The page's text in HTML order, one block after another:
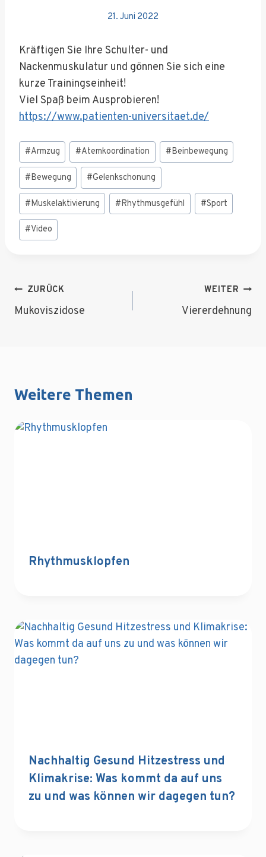
21. Juni 2022
Kräftigen Sie Ihre Schulter- und
Nackenmuskulatur und gönnen Sie sich eine
kurze Trainingseinheit!
Viel Spaß beim Ausprobieren!
https://www.patienten-universitaet.de/
Schlagworte:
#Armzug #Atemkoordination #Beinbewegung
#Bewegung #Gelenkschonung
#Muskelaktivierung #Rhythmusgefühl #Sport
#Video
Beitragsnavigation
ZURÜCK
Mukoviszidose
WEITER
Viererdehnung
Weitere Themen
Rhythmusklopfen
Nachhaltig Gesund Hitzestress und
Klimakrise: Was kommt da auf uns
zu und was können wir dagegen tun?